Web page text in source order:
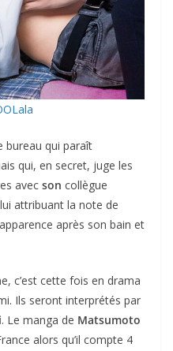
bureau qui paraît
qui, en secret, juge les
avec son collègue
attribuant la note de
après son bain et
c’est cette fois en drama
Ils seront interprétés par
. Le manga de Matsumoto
alors qu’il compte 4